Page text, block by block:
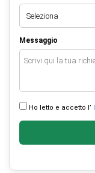
Messaggio
Ho letto e accetto l’